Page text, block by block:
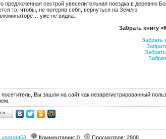
предложенная сестрой увеселительная поездка в
то, чтобы, не потеряв себя, вернуться на Землю.
уже не видна.
Забрать книгу
Забрать
Вы зашли на сайт как незарегистрированный
vagrant58 Комментарии: 0 Просмотров: 2808